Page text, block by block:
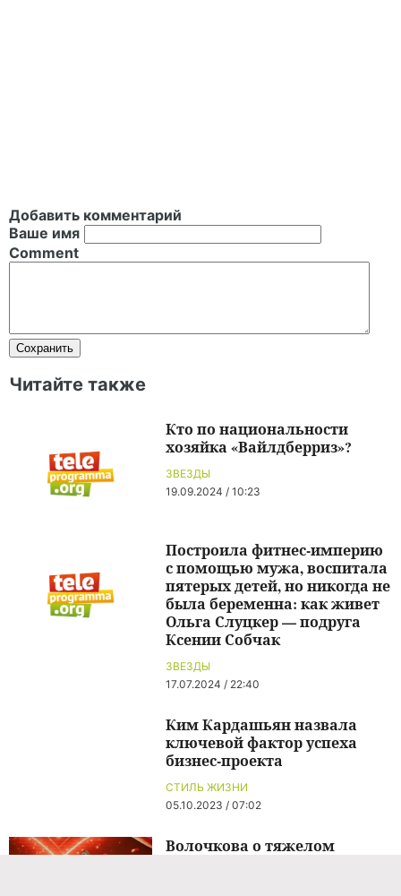
Добавить комментарий
Ваше имя
Comment
Читайте также
ЗВЕЗДЫ
19.09.2024 / 10:23
Кто по национальности
хозяйка «Вайлдберриз»?
ЗВЕЗДЫ
17.07.2024 / 22:40
Построила фитнес-империю
с помощью мужа, воспитала
пятерых детей, но никогда не
была беременна: как живет
Ольга Слуцкер — подруга
Ксении Собчак
СТИЛЬ ЖИЗНИ
05.10.2023 / 07:02
Ким Кардашьян назвала
ключевой фактор успеха
бизнес-проекта
Волочкова о тяжелом